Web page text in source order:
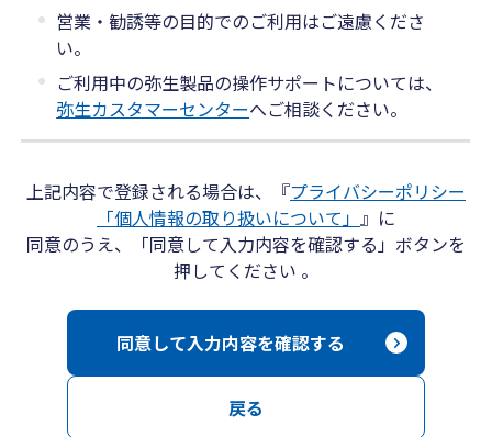
営業・勧誘等の目的でのご利用はご遠慮くださ
い。
ご利用中の弥生製品の操作サポートについては、
弥生カスタマーセンターへご相談ください。
上記内容で登録される場合は、『プライバシーポリシー
「個人情報の取り扱いについて」 』に
同意のうえ、「同意して入力内容を確認する」ボタンを
押してください 。
戻る
同意して入力内容を確認する